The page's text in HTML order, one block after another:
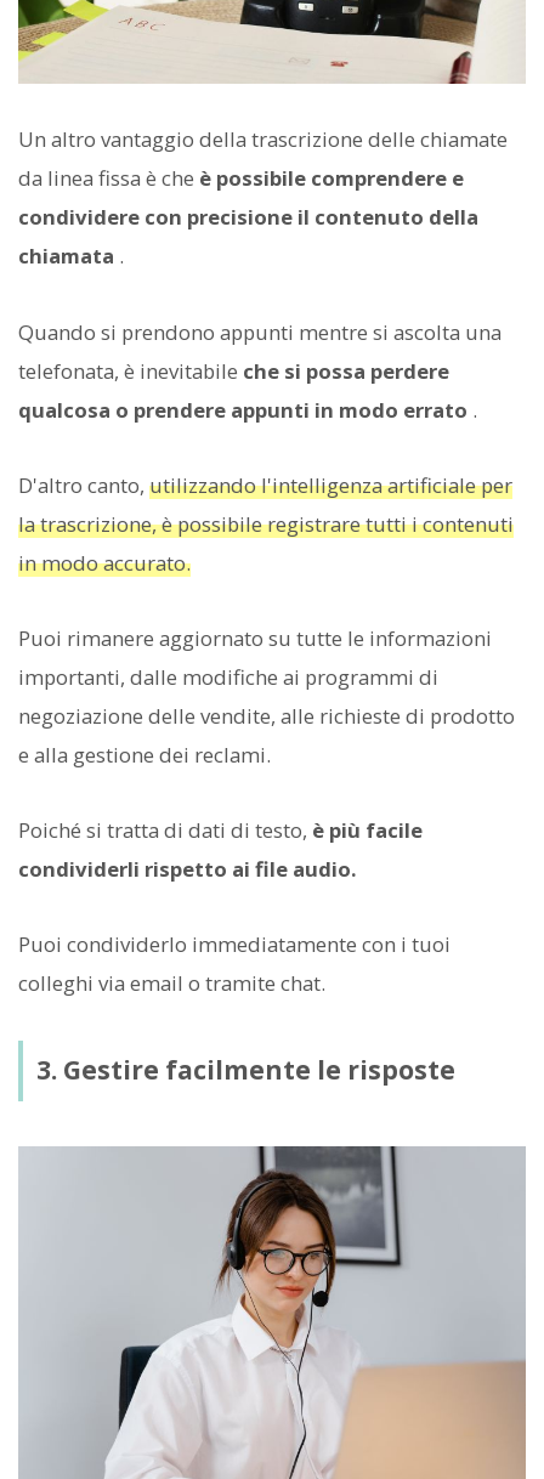
Un altro vantaggio della trascrizione delle chiamate
da linea fissa è che è possibile comprendere e
condividere con precisione il contenuto della
chiamata .
Quando si prendono appunti mentre si ascolta una
telefonata, è inevitabile che si possa perdere
qualcosa o prendere appunti in modo errato .
D'altro canto, utilizzando l'intelligenza artificiale per
la trascrizione, è possibile registrare tutti i contenuti
in modo accurato.
Puoi rimanere aggiornato su tutte le informazioni
importanti, dalle modifiche ai programmi di
negoziazione delle vendite, alle richieste di prodotto
e alla gestione dei reclami.
Poiché si tratta di dati di testo, è più facile
condividerli rispetto ai file audio.
Puoi condividerlo immediatamente con i tuoi
colleghi via email o tramite chat.
3. Gestire facilmente le risposte